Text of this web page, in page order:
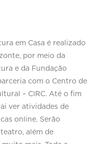
em Casa é realizado
por meio da
e da Fundação
com o Centro de
– CIRC. Até o fim
ver atividades de
online. Serão
além de